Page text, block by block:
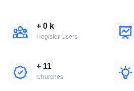
+ 0 k
Register Users
+ 11
Churches